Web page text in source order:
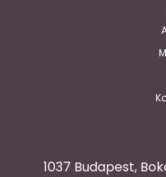
1037 Budapest,